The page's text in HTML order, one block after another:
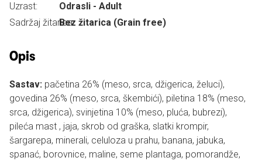
Uzrast:
Odrasli - Adult
Sadržaj žitarica:Bez žitarica (Grain free)
Opis
Sastav: pačetina 26% (meso, srca, džigerica, želuci),
govedina 26% (meso, srca, škembići), piletina 18% (meso,
srca, džigerica), svinjetina 10% (meso, pluća, bubrezi),
pileća mast , jaja, skrob od graška, slatki krompir,
šargarepa, minerali, celuloza u prahu, banana, jabuka,
spanać, borovnice, maline, seme plantaga, pomorandže,